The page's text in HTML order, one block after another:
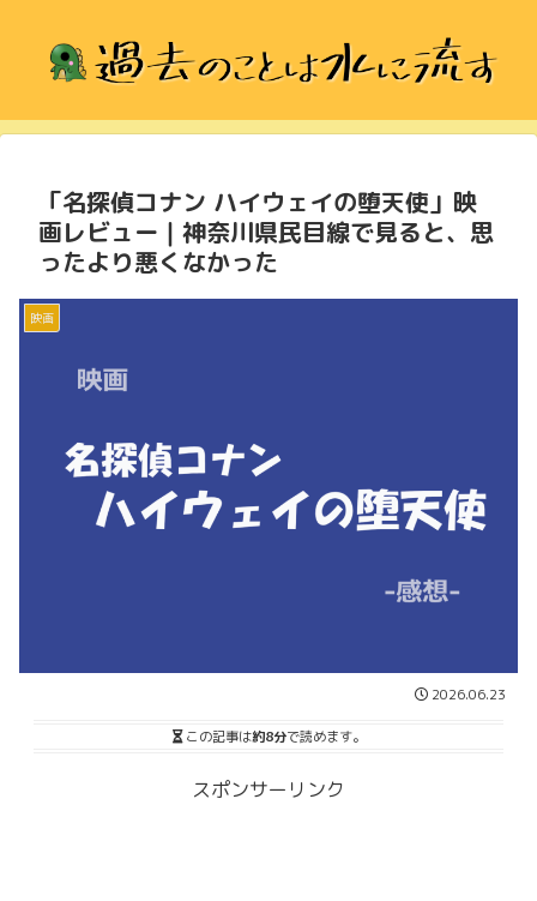
「名探偵コナン ハイウェイの堕天使」映
画レビュー｜神奈川県民目線で見ると、思
ったより悪くなかった
映画
2026.06.23
この記事は約8分で読めます。
スポンサーリンク